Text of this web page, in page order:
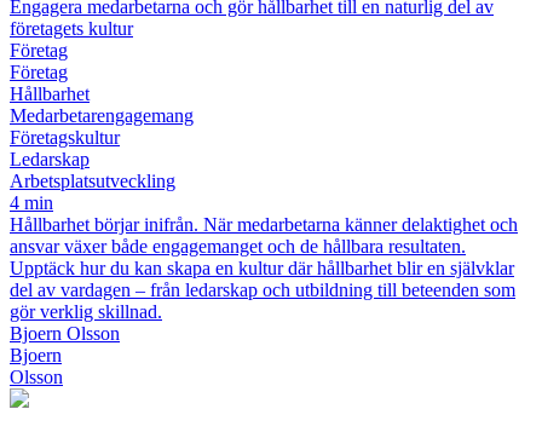
Engagera medarbetarna och gör hållbarhet till en naturlig del av
företagets kultur
Företag
Företag
Hållbarhet
Medarbetarengagemang
Företagskultur
Ledarskap
Arbetsplatsutveckling
4 min
Hållbarhet börjar inifrån. När medarbetarna känner delaktighet och
ansvar växer både engagemanget och de hållbara resultaten.
Upptäck hur du kan skapa en kultur där hållbarhet blir en självklar
del av vardagen – från ledarskap och utbildning till beteenden som
gör verklig skillnad.
Bjoern Olsson
Bjoern
Olsson